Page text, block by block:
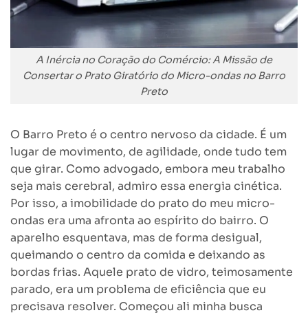
A Inércia no Coração do Comércio: A Missão de
Consertar o Prato Giratório do Micro-ondas no Barro
Preto
O Barro Preto é o centro nervoso da cidade. É um
lugar de movimento, de agilidade, onde tudo tem
que girar. Como advogado, embora meu trabalho
seja mais cerebral, admiro essa energia cinética.
Por isso, a imobilidade do prato do meu micro-
ondas era uma afronta ao espírito do bairro. O
aparelho esquentava, mas de forma desigual,
queimando o centro da comida e deixando as
bordas frias. Aquele prato de vidro, teimosamente
parado, era um problema de eficiência que eu
precisava resolver. Começou ali minha busca